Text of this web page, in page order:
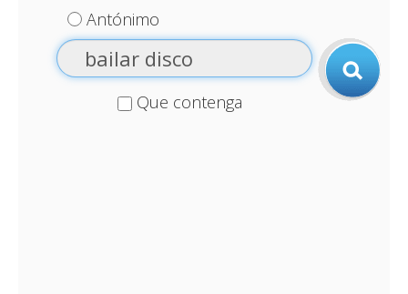
Antónimo
Que contenga